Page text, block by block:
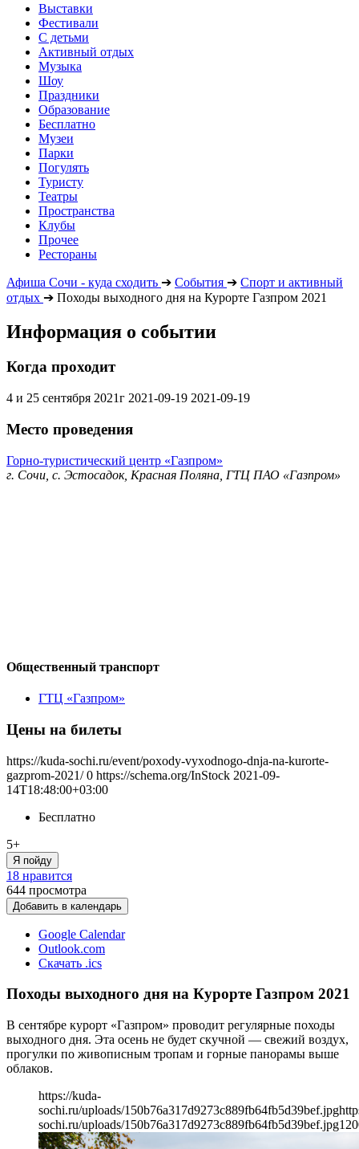
Выставки
Фестивали
С детьми
Активный отдых
Музыка
Шоу
Праздники
Образование
Бесплатно
Музеи
Парки
Погулять
Туристу
Театры
Пространства
Клубы
Прочее
Рестораны
Афиша Сочи - куда сходить ➔ События ➔ Спорт и активный
отдых ➔ Походы выходного дня на Курорте Газпром 2021
Информация о событии
Когда проходит
4 и 25 сентября 2021г 2021-09-19 2021-09-19
Место проведения
Горно-туристический центр «Газпром»
г. Сочи, с. Эстосадок, Красная Поляна, ГТЦ ПАО «Газпром»
Общественный транспорт
ГТЦ «Газпром»
Цены на билеты
https://kuda-sochi.ru/event/poxody-vyxodnogo-dnja-na-kurorte-
gazprom-2021/ 0 https://schema.org/InStock 2021-09-
14T18:48:00+03:00
Бесплатно
5+
Я пойду
18 нравится
644 просмотра
Добавить в календарь
Google Calendar
Outlook.com
Скачать .ics
Походы выходного дня на Курорте Газпром 2021
В сентябре курорт «Газпром» проводит регулярные походы
выходного дня. Эта осень не будет скучной — свежий воздух,
прогулки по живописным тропам и горные панорамы выше
облаков.
https://kuda-
sochi.ru/uploads/150b76a317d9273c889fb64fb5d39bef.jpg
sochi.ru/uploads/150b76a317d9273c889fb64fb5d39bef.jpg